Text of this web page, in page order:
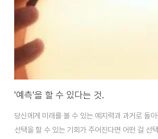
'예측'을 할 수 있다는 것.
당신에게 미래를 볼 수 있는 예지력과 과거로 돌
선택을 할 수 있는 기회가 주어진다면 어떤 걸 선